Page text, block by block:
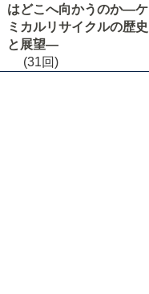
はどこへ向かうのか―ケ
ミカルリサイクルの歴史
と展望―
(31回)